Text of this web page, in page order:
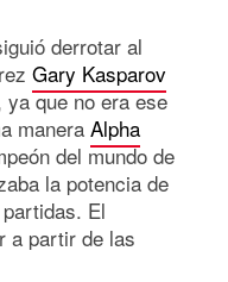
derrotar al
Gary Kasparov
que no era ese
manera Alpha
del mundo de
la potencia de
El
a partir de las